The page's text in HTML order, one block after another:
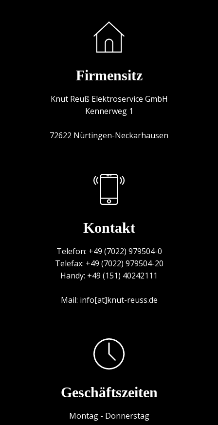
Firmensitz
Knut Reuß Elektroservice GmbH
Kennerweg 1
72622 Nürtingen-Neckarhausen
Kontakt
Telefon: +49 (7022) 979504-0
Telefax: +49 (7022) 979504-20
Handy: +49 (151) 40242111
Mail: info[at]knut-reuss.de
Geschäftszeiten
Montag - Donnerstag